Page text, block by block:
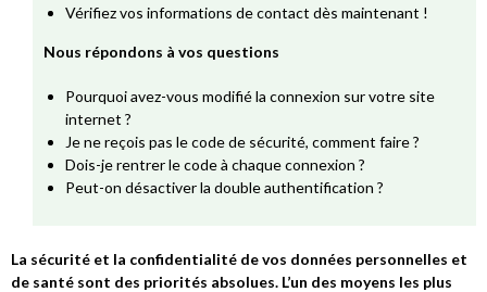
La sécurité et la confidentialité de vos données personnelles et
de santé sont des priorités absolues. L’un des moyens les plus
Vérifiez vos informations de contact dès maintenant !
Nous répondons à vos questions
Pourquoi avez-vous modifié la connexion sur votre site
internet ?
Je ne reçois pas le code de sécurité, comment faire ?
Dois-je rentrer le code à chaque connexion ?
Peut-on désactiver la double authentification ?